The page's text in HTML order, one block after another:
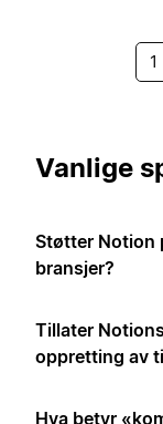
1
Vanlige
Støtter Notion
bransjer?
Tillater
oppretting av
Hva betyr